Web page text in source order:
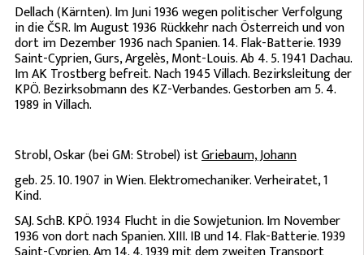
Dellach (Kärnten). Im Juni 1936 wegen politischer Verfolgung
in die ČSR. Im August 1936 Rückkehr nach Österreich und von
dort im Dezember 1936 nach Spanien. 14. Flak-Batterie. 1939
Saint-Cyprien, Gurs, Argelès, Mont-Louis. Ab 4. 5. 1941 Dachau.
Im AK Trostberg befreit. Nach 1945 Villach. Bezirksleitung der
KPÖ. Bezirksobmann des KZ-Verbandes. Gestorben am 5. 4.
1989 in Villach.
Strobl, Oskar (bei GM: Strobel) istGriebaum, Johann
geb. 25. 10. 1907 in Wien. Elektromechaniker. Verheiratet, 1
Kind.
SAJ. SchB. KPÖ. 1934 Flucht in die Sowjetunion. Im November
1936 von dort nach Spanien. XIII. IB und 14. Flak-Batterie. 1939